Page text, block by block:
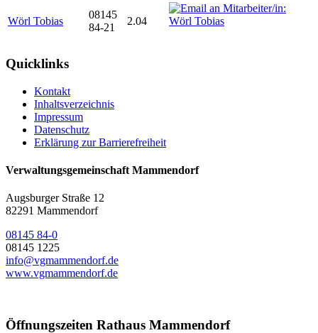
Wörl Tobias
08145
84-21
2.04
Quicklinks
Kontakt
Inhaltsverzeichnis
Impressum
Datenschutz
Erklärung zur Barrierefreiheit
Verwaltungsgemeinschaft Mammendorf
Augsburger Straße 12
82291 Mammendorf
08145 84-0
08145 1225
info@vgmammendorf.de
www.vgmammendorf.de
Öffnungszeiten Rathaus Mammendorf